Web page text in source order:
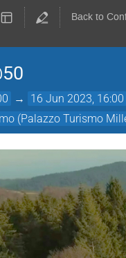
Back to
→ 16 Jun 2023, 16:00
(Palazzo Turismo